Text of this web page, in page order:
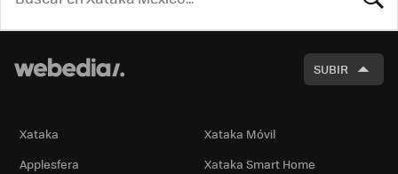
SUBIR
Xataka
Xataka Móvil
Applesfera
Xataka Smart Home